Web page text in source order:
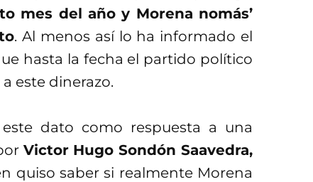
mes del año y Morena nomás’
. Al menos así lo ha informado el
hasta la fecha el partido político
este dinerazo.
dato como respuesta a una
Victor Hugo Sondón Saavedra,
quiso saber si realmente Morena